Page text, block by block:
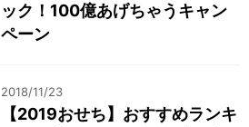
ック！100億あげちゃうキャン
ペーン
2018/11/23
【2019おせち】おすすめランキ